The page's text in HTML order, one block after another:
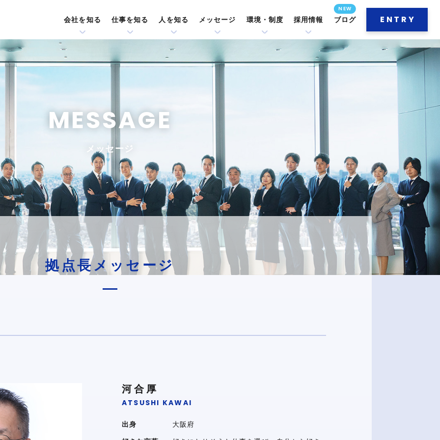
会社を知る 仕事を知る 人を知る メッセージ 環境・制度 採用情報 ブログ ENTRY
MESSAGE
メッセージ
拠点長メッセージ
河合厚
ATSUSHI KAWAI
出身 大阪府